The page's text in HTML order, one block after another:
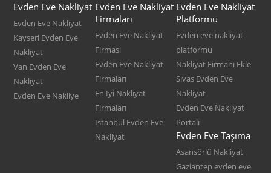
Evden Eve Nakliyat
Evden Eve Nakliyat
Kayseri Evden Eve
Nakliyat
Van Evden Eve
Nakliyat
Evden Eve Nakliye
Evden Eve Nakliyat
Firmaları
Evden Eve Nakliyat
Firması
Evden Eve Nakliyat
Firmaları
En İyi Nakliyat
Firmaları
İstanbul Evden Eve
Nakliyat
Evden Eve Nakliyat
Platformu
Evden eve nakliyat
platformu
Nakliyat Firmanı Ekle
Sivas Evden Eve
Nakliyat
Evden Eve Nakliyat
Portalı
Evden Eve Taşıma
Asansörlü Nakliyat
Gaziantep evden eve